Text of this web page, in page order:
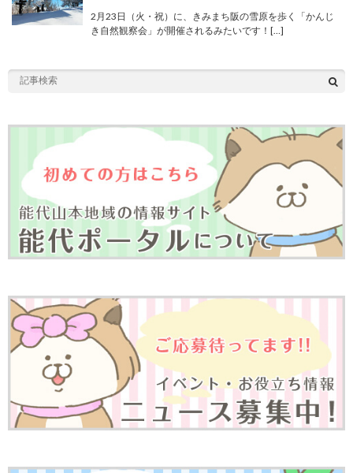
2月23日（火・祝）に、きみまち阪の雪原を歩く「かんじ
き自然観察会」が開催されるみたいです！[…]